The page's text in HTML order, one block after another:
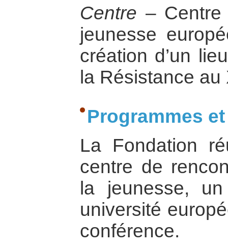
Centre –
jeunesse
création d’un
la Résistance
Programmes
La Fondation
centre de
la jeunesse,
université
conférence.